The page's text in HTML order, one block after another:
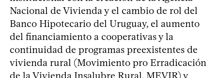
Nacional de Vivienda y el cambio de rol del
Banco Hipotecario del Uruguay, el aumento
del financiamiento a cooperativas y la
continuidad de programas preexistentes de
vivienda rural (Movimiento pro Erradicación
de la Vivienda Insalubre Rural, MEVIR) y